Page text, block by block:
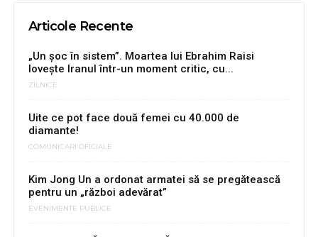
Articole Recente
„Un șoc în sistem”. Moartea lui Ebrahim Raisi
lovește Iranul într-un moment critic, cu...
ZILNICE
Uite ce pot face două femei cu 40.000 de
diamante!
COMUNICARI OFICIALE
Kim Jong Un a ordonat armatei să se pregătească
pentru un „război adevărat”
EVENIMENTE PUBLICE